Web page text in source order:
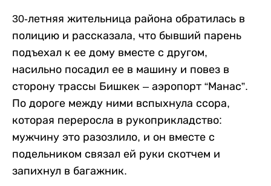
30-летняя жительница района обратилась в
полицию и рассказала, что бывший парень
подъехал к ее дому вместе с другом,
насильно посадил ее в машину и повез в
сторону трассы Бишкек – аэропорт “Манас”.
По дороге между ними вспыхнула ссора,
которая переросла в рукоприкладство:
мужчину это разозлило, и он вместе с
подельником связал ей руки скотчем и
запихнул в багажник.